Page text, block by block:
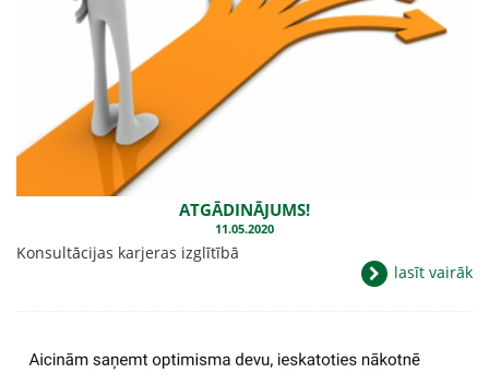
ATGĀDINĀJUMS!
11.05.2020
Konsultācijas karjeras izglītībā
lasīt vairāk